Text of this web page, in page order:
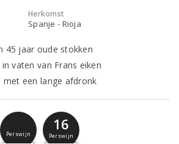
Herkomst
Spanje - Rioja
45 jaar oude stokken
vaten van Frans eiken
met een lange afdronk
Perswijn
16
Perswijn